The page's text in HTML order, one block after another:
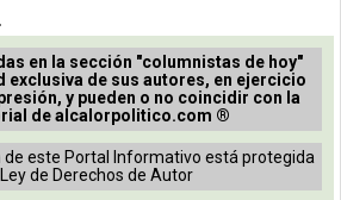
en la sección "columnistas de hoy"
exclusiva de sus autores, en ejercicio
y pueden o no coincidir con la
de alcalorpolitico.com ®
este Portal Informativo está protegida
de Derechos de Autor